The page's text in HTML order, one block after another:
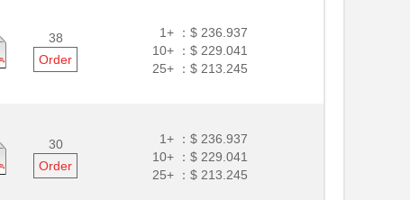
38
Order
1+ ： $ 236.937
10+ ： $ 229.041
25+ ： $ 213.245
30
Order
1+ ： $ 236.937
10+ ： $ 229.041
25+ ： $ 213.245